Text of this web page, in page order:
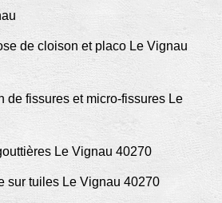
de cloison et placo Le Vignau
de fissures et micro-fissures Le
Le Vignau 40270
sur tuiles Le Vignau 40270